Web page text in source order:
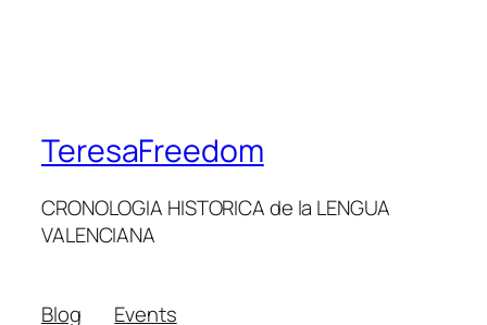
TeresaFreedom
CRONOLOGIA HISTORICA de la LENGUA
VALENCIANA
Blog
Events